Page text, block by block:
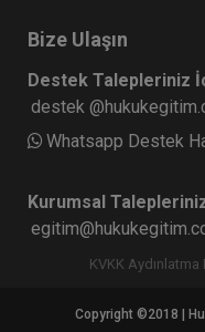
Bize Ulaşın
Destek Talepleriniz
destek
Whatsapp Destek
Kurumsal
KVKK Aydınlatma
Copyright ©2018 |